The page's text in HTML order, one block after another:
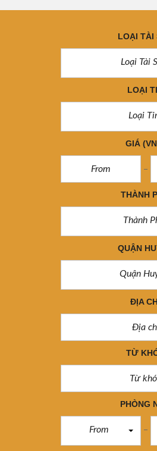
LOẠI TÀI
Loại Tài
LOẠI
Loại
GIÁ
THÀNH
Thành
QUẬN
Quận
ĐỊA
TỪ
PHÒNG
From